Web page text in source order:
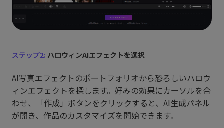
ステップ2: ハロウィンAIエフェクトを選択
AI写真エフェクトのポートフォリオから恐ろしいハロウ
ィンエフェクトを探します。好みの効果にカーソルを合
わせ、「作成」ボタンをクリックすると、AI生成パネル
が開き、作品のカスタマイズを開始できます。